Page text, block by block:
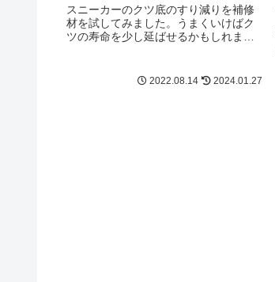
スニーカーのクツ底のすり減りを補修
材を試してみました。うまくいけばク
ツの寿命を少し延ばせるかもしれませ
の減り方から、歩き方の癖や問題点に
2022.08.14 2024.01.27